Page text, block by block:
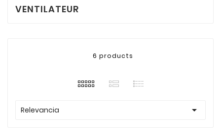
VENTILATEUR
6 products
Relevancia 